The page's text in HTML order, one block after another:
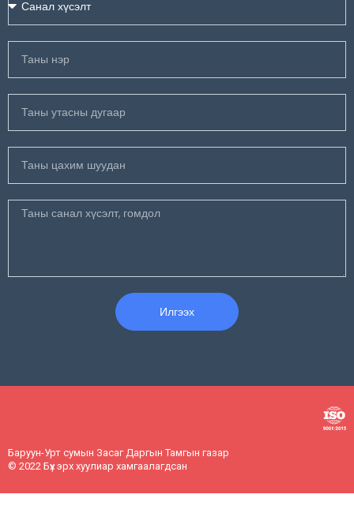
Илгээх
Баруун-Урт сумын Засаг Даргын Тамгын газар
© 2022 Бүх эрх хуулиар хамгаалагдсан